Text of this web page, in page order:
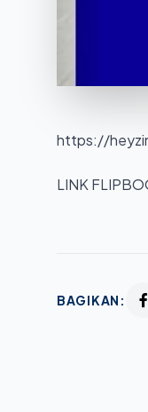
https://
LINK
BAGIKAN: